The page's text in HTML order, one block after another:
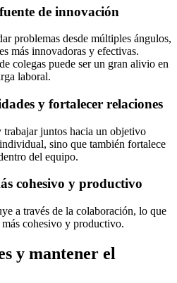
de innovación
problemas desde múltiples ángulos,
más innovadoras y efectivas.
colegas puede ser un gran alivio en
laboral.
y fortalecer relaciones
juntos hacia un objetivo
sino que también fortalece
del equipo.
cohesivo y productivo
a través de la colaboración, lo que
cohesivo y productivo.
y mantener el